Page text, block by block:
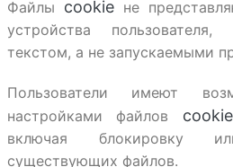
Файлы cookie не
устройства пользователя,
текстом, а не запускаемыми
Пользователи имеют
настройками файлов cookie
включая блокировку
существующих файлов.